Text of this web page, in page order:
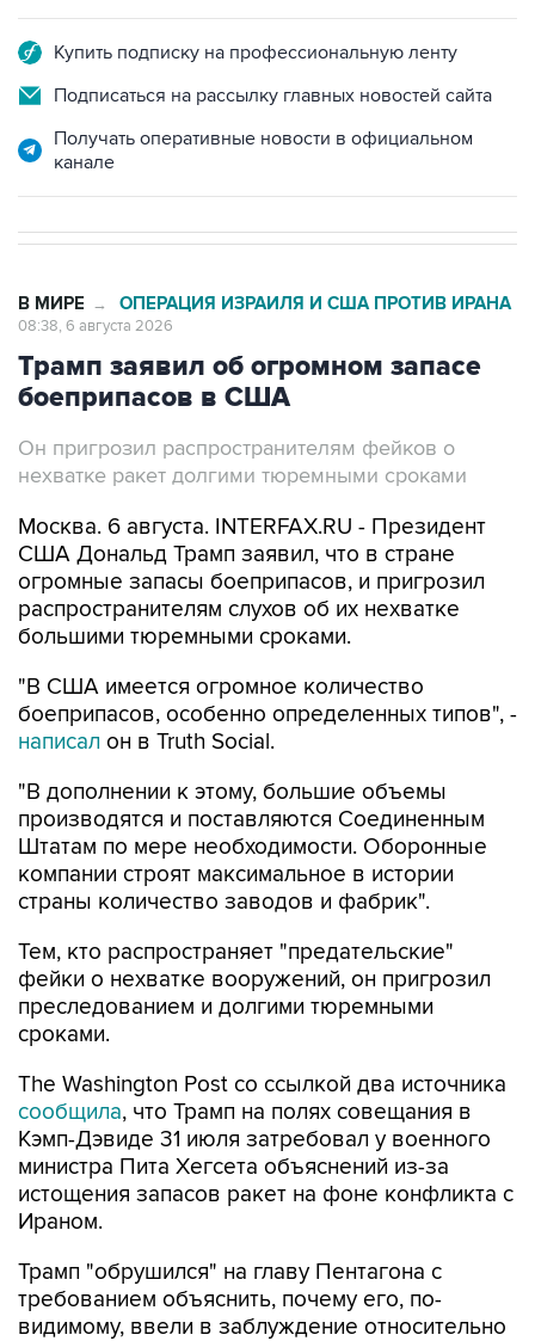
Купить подписку на профессиональную ленту
Подписаться на рассылку главных новостей сайта
Получать оперативные новости в официальном
канале
В МИРЕ → ОПЕРАЦИЯ ИЗРАИЛЯ И США ПРОТИВ ИРАНА
08:38, 6 августа 2026
Трамп заявил об огромном запасе
боеприпасов в США
Он пригрозил распространителям фейков о
нехватке ракет долгими тюремными сроками
Москва. 6 августа. INTERFAX.RU - Президент
США Дональд Трамп заявил, что в стране
огромные запасы боеприпасов, и пригрозил
распространителям слухов об их нехватке
большими тюремными сроками.
"В США имеется огромное количество
боеприпасов, особенно определенных типов", -
написал он в Truth Social.
"В дополнении к этому, большие объемы
производятся и поставляются Соединенным
Штатам по мере необходимости. Оборонные
компании строят максимальное в истории
страны количество заводов и фабрик".
Тем, кто распространяет "предательские"
фейки о нехватке вооружений, он пригрозил
преследованием и долгими тюремными
сроками.
The Washington Post со ссылкой два источника
сообщила, что Трамп на полях совещания в
Кэмп-Дэвиде 31 июля затребовал у военного
министра Пита Хегсета объяснений из-за
истощения запасов ракет на фоне конфликта с
Ираном.
Трамп "обрушился" на главу Пентагона с
требованием объяснить, почему его, по-
видимому, ввели в заблуждение относительно